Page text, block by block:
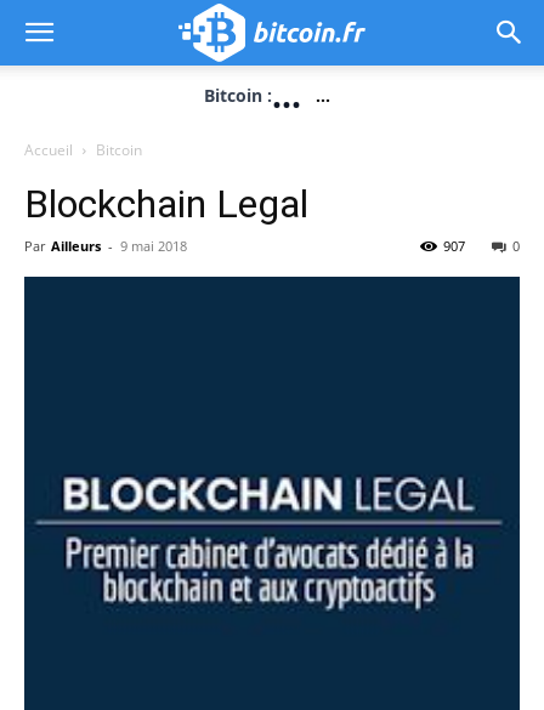
Bitcoin :... ...
Accueil Bitcoin
Blockchain Legal
Par Ailleurs - 9 mai 2018 0
907